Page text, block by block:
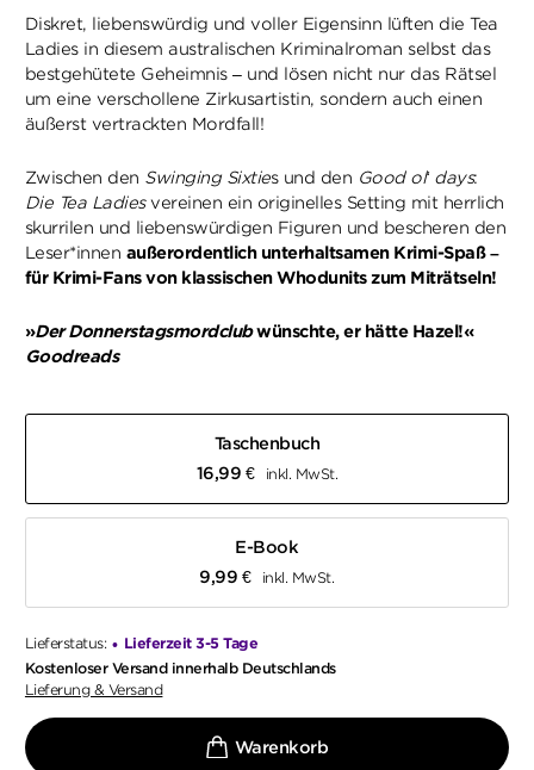
Diskret, liebenswürdig und voller Eigensinn lüften die Tea
Ladies in diesem australischen Kriminalroman selbst das
bestgehütete Geheimnis – und lösen nicht nur das Rätsel
um eine verschollene Zirkusartistin, sondern auch einen
äußerst vertrackten Mordfall!
Zwischen den Swinging Sixties und den Good ol‘ days:
Die Tea Ladiesvereinen ein originelles Setting mit herrlich
skurrilen und liebenswürdigen Figuren und bescheren den
Leser*innen außerordentlich unterhaltsamen Krimi-Spaß –
für Krimi-Fans von klassischen Whodunits zum Miträtseln!
»Der Donnerstagsmordclubwünschte, er hätte Hazel!«
Goodreads
Taschenbuch
16,99 € inkl. MwSt.
E-Book
9,99 € inkl. MwSt.
Lieferstatus: • Lieferzeit 3-5 Tage
Kostenloser Versand innerhalb Deutschlands
Lieferung & Versand